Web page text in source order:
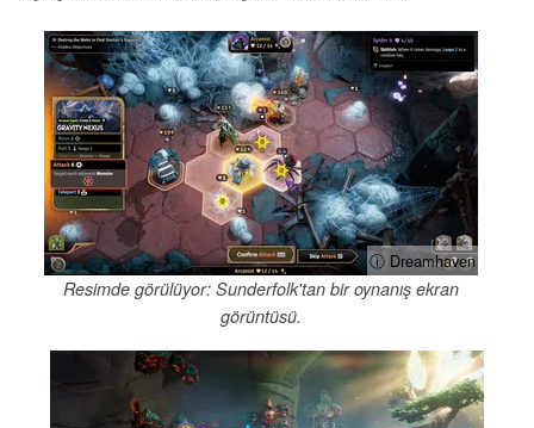
ⓘ Dreamhaven
Resimde görülüyor: Sunderfolk'tan bir oynanış ekran
görüntüsü.